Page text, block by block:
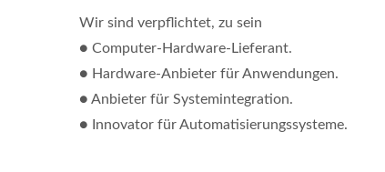
Wir sind verpflichtet, zu sein
● Computer-Hardware-Lieferant.
● Hardware-Anbieter für Anwendungen.
● Anbieter für Systemintegration.
● Innovator für Automatisierungssysteme.